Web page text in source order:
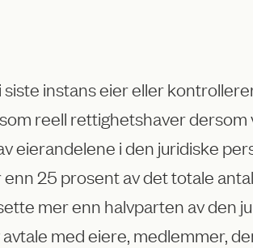
instans eier eller
reell rettighetshaver
eierandelene i den juridiske
25 prosent av det totale
mer enn halvparten av den
med eiere, medlemmer,